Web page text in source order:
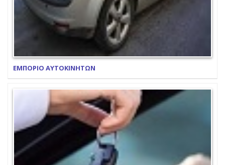
ΕΜΠΟΡΙΟ ΑΥΤΟΚΙΝΗΤΩΝ